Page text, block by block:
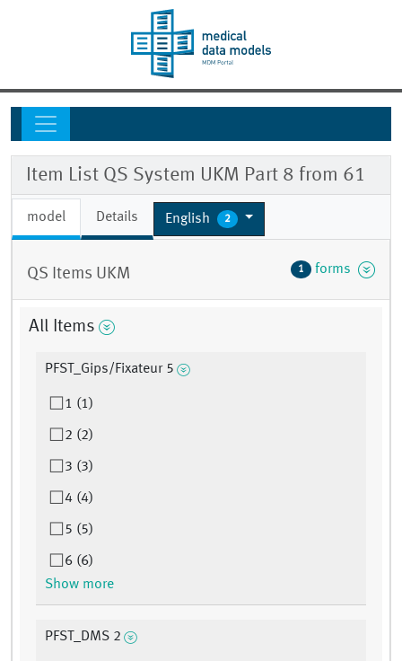
Item List QS System UKM Part 8 from 61
model Details English 2
QS Items UKM 1 forms
All Items
PFST_Gips/Fixateur 5
1 (1)
2 (2)
3 (3)
4 (4)
5 (5)
6 (6)
Show more
PFST_DMS 2